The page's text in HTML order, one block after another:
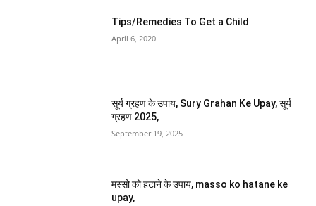
Tips/Remedies To Get a Child
April 6, 2020
सूर्य ग्रहण के उपाय, Sury Grahan Ke Upay, सूर्य
ग्रहण 2025,
September 19, 2025
मस्सो को हटाने के उपाय, masso ko hatane ke
upay,